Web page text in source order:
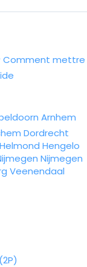
Comment mettre
Arnhem
Dordrecht
Helmond Hengelo
Nijmegen
Veenendaal